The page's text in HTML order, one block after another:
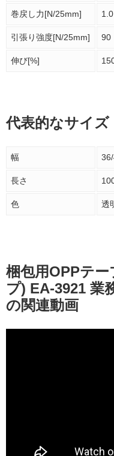
巻戻し力[N/25mm] 1.0
引張り強度[N/25mm] 90
伸び[%]
代表的なサイズ
幅
長さ
色 透
梱包用OPPテ
プ) EA-3921 業
の関連動画